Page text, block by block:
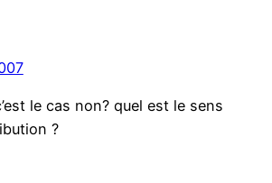
le cas non? quel est le sens
?